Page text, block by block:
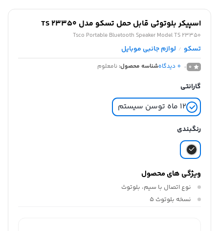
اسپیکر بلوتوثی قابل حمل تسکو مدل TS 23350
Tsco Portable Bluetooth Speaker Model TS 23350
تسکو / لوازم جانبی موبایل
0
0 دیدگاهشناسه محصول: نامعلوم
گارانتی
۱۲ ماه توسن سیستم
رنگبندی
ویژگی های محصول
نوع اتصال با سیم، بلوتوث
نسخه‌ بلوتوث 5